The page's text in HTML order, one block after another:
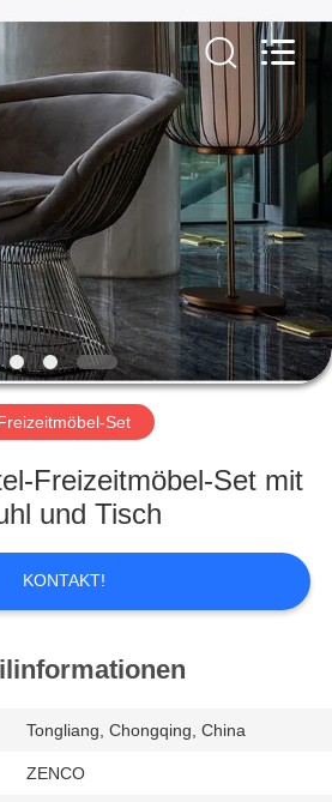
Set
Freizeitmöbel-Set mit
und Tisch
KONTAKT!
Tongliang, Chongqing, China
ZENCO